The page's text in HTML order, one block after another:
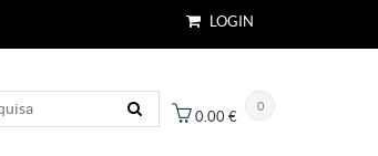
LOGIN
0
0.00 €